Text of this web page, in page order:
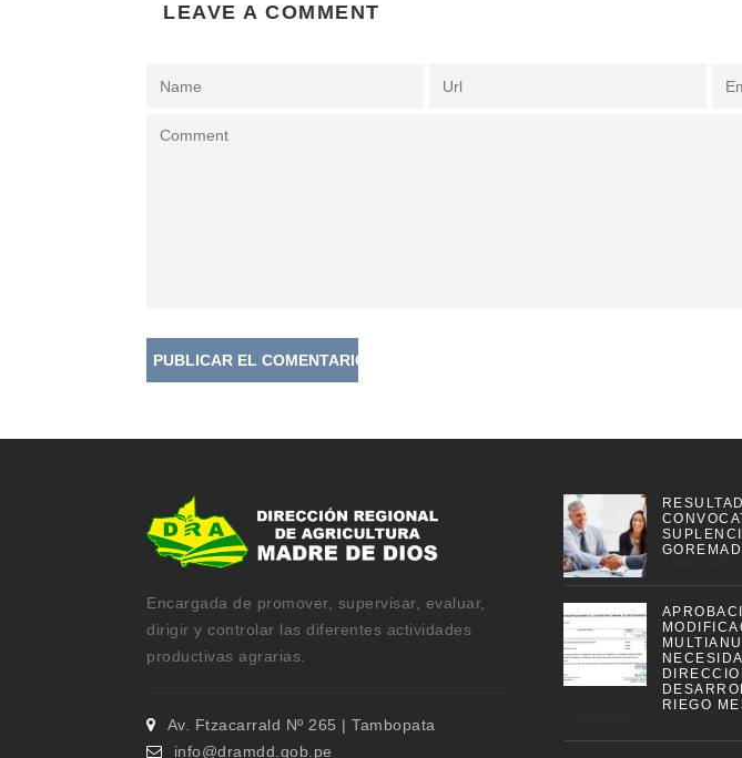
LEAVE A COMMENT
Encargada de promover, supervisar, evaluar,
dirigir y controlar las diferentes actividades
productivas agrarias.
Av. Ftzacarrald Nº 265 | Tambopata
info@dramdd.gob.pe
RIEGO